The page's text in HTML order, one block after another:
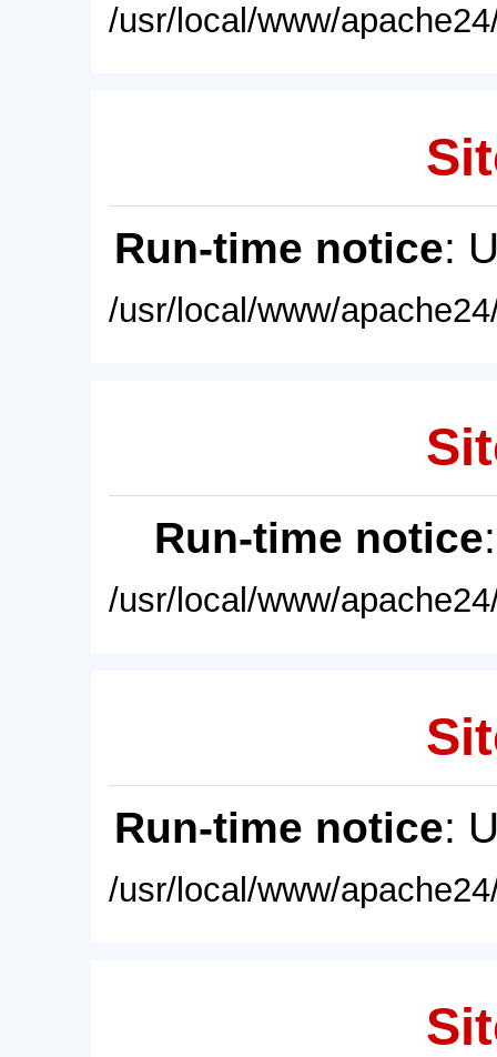
/usr/local/www/
Run-time notice:
/usr/local/www/
Run-time notice
/usr/local/www/
Run-time notice:
/usr/local/www/